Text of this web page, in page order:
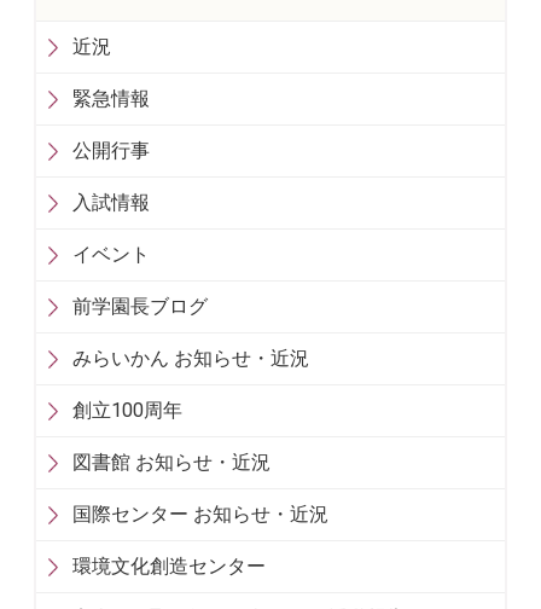
近況
緊急情報
公開行事
入試情報
イベント
前学園長ブログ
みらいかん お知らせ・近況
創立100周年
図書館 お知らせ・近況
国際センター お知らせ・近況
環境文化創造センター